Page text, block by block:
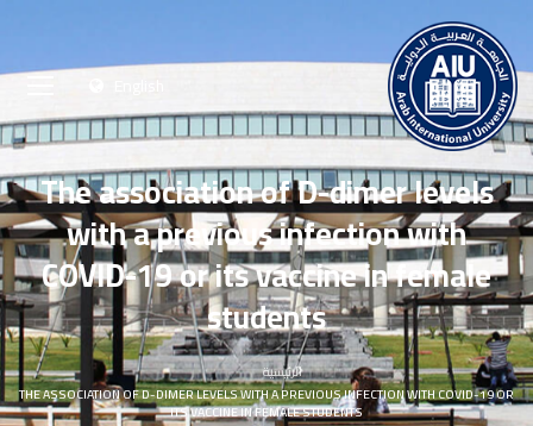
The association of D-dimer levels
with a previous infection with
COVID-19 or its vaccine in female
students
الرئيسية
THE ASSOCIATION OF D-DIMER LEVELS WITH A PREVIOUS INFECTION WITH COVID-19 OR
ITS VACCINE IN FEMALE STUDENTS